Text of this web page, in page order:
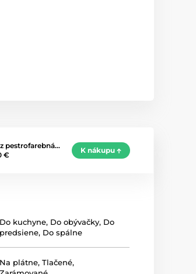
pestrofarebná…
€
K nákupu
Do kuchyne, Do obývačky, Do
predsiene, Do spálne
Na plátne,Tlačené,